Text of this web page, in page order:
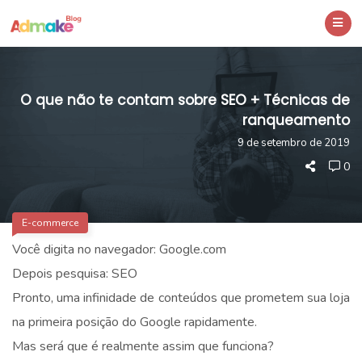
O que não te contam sobre SEO + Técnicas de
ranqueamento
9 de setembro de 2019
0
E-commerce
Você digita no navegador: Google.com
Depois pesquisa: SEO
Pronto, uma infinidade de conteúdos que prometem sua loja
na primeira posição do Google rapidamente.
Mas será que é realmente assim que funciona?